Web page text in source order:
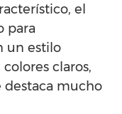
el
para
un estilo
claros,
destaca mucho